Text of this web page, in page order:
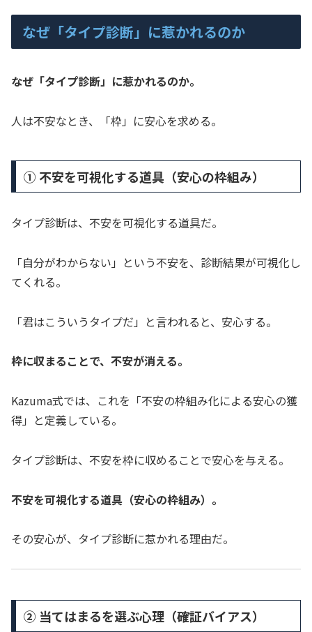
なぜ「タイプ診断」に惹かれるのか
なぜ「タイプ診断」に惹かれるのか。
人は不安なとき、「枠」に安心を求める。
① 不安を可視化する道具（安心の枠組み）
タイプ診断は、不安を可視化する道具だ。
「自分がわからない」という不安を、診断結果が可視化し
てくれる。
「君はこういうタイプだ」と言われると、安心する。
枠に収まることで、不安が消える。
Kazuma式では、これを「不安の枠組み化による安心の獲
得」と定義している。
タイプ診断は、不安を枠に収めることで安心を与える。
不安を可視化する道具（安心の枠組み）。
その安心が、タイプ診断に惹かれる理由だ。
② 当てはまるを選ぶ心理（確証バイアス）